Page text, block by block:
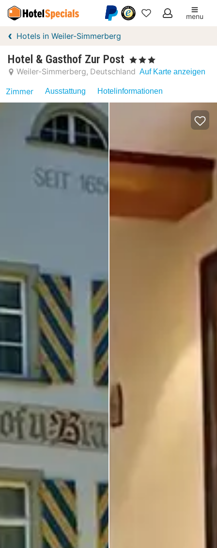
Meine
menu
Hotels in Weiler-Simmerberg
Hotel & Gasthof Zur Post , 3 Sterne
Weiler-Simmerberg Deutschland Auf Karte anzeigen
Zimmer Ausstattung Hotelinformationen